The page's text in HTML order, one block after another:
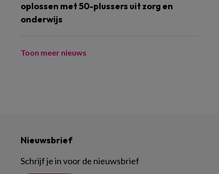
oplossen met 50-plussers uit zorg en
onderwijs
Toon meer nieuws
Nieuwsbrief
Schrijf je in voor de nieuwsbrief